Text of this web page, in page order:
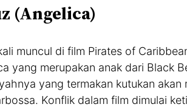
(Angelica)
muncul di film Pirates of
yang merupakan anak dari Black
yang termakan kutukan
Konflik dalam film dimulai